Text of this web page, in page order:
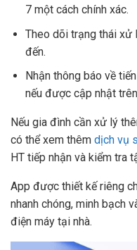
7 một cách chính xác.
Theo dõi trạng thái xử
đến.
Nhận thông báo về
nếu được cập nhật
Nếu gia đình cần xử lý
có thể xem thêm dịch vụ
HT tiếp nhận và kiểm tra
App được thiết kế riêng
nhanh chóng, minh bạch
điện máy tại nhà.